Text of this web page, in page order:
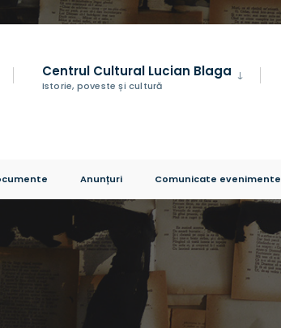
Centrul Cultural Lucian Blaga
Istorie, poveste și cultură
Anunțuri Comunicate evenimente